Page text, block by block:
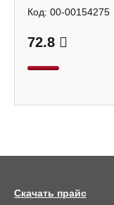
72.8
Код: 00-00154275
Скачать прайс